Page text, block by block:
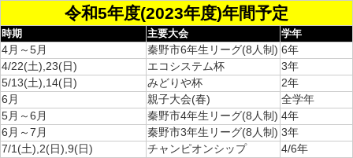
令和5年度(2023年度)年間予定
時期 主要大会 学年
4月～5月 秦野市6年生リーグ(8人制) 6年
4/22(土),23(日)
エコシステム杯
3年
5/13(土),14(日)
みどりや杯
2年
6月
親子大会(春)
全学年
5月～6月
秦野市4年生リーグ(8人制) 4年
6月～7月
秦野市3年生リーグ(8人制) 3年
7/1(土),2(日),9(日)
チャンピオンシップ
4/6年